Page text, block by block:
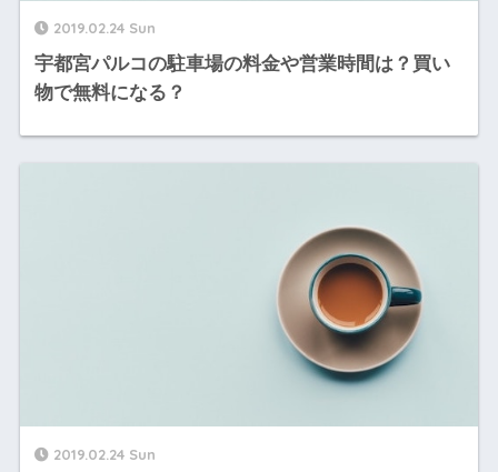
2019.02.24 Sun
宇都宮パルコの駐車場の料金や営業時間は？買い
物で無料になる？
2019.02.24 Sun